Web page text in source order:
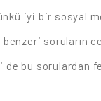
iyi bir sosyal
soruların
bu sorulardan